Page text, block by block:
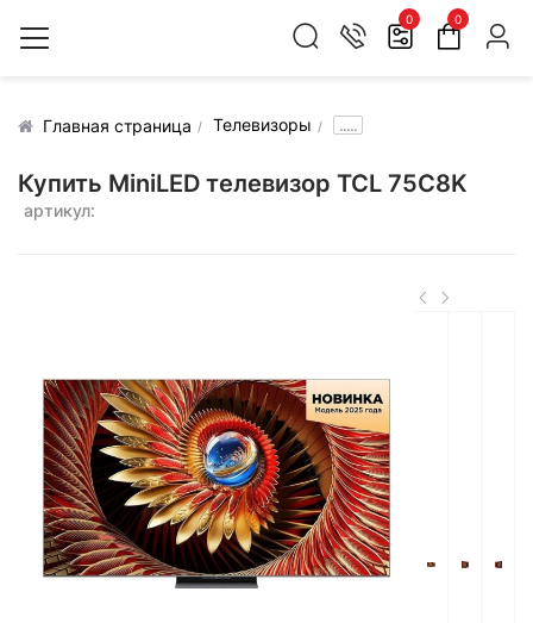
0 0
Главная страница Телевизоры .....
Купить MiniLED телевизор TCL 75C8K
артикул: